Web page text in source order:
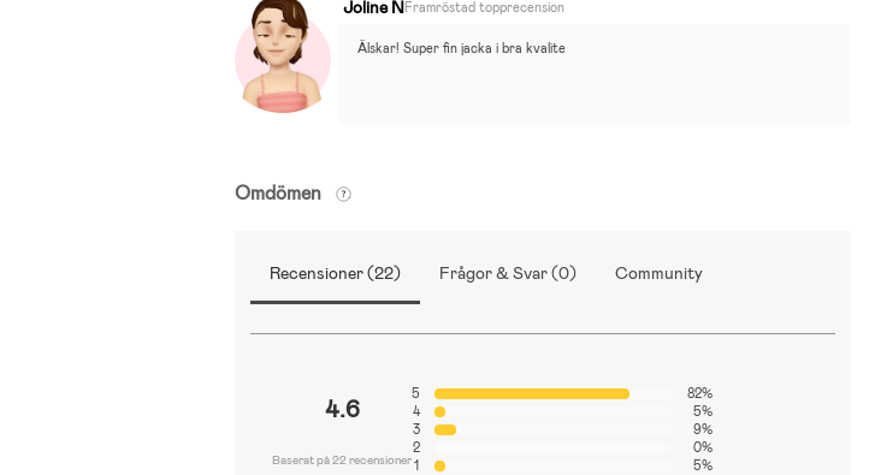
Joline NFramröstad topprecension
Älskar! Super fin jacka i bra kvalite
Omdömen
Recensioner (22) Frågor & Svar (0) Community
4.6
Baserat på 22 recensioner
5
82%
4
5%
3
9%
2
0%
1
5%